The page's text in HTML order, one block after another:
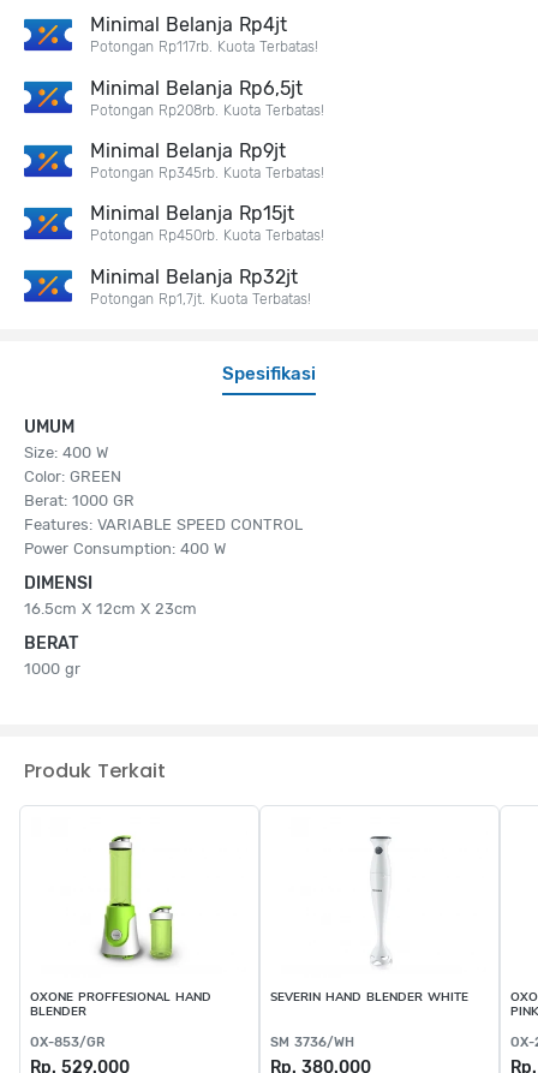
Spesifikasi
UMUM
Size: 400 W
Color: GREEN
Berat: 1000 GR
Features: VARIABLE SPEED CONTROL
Power Consumption: 400 W
DIMENSI
16.5cm X 12cm X 23cm
BERAT
1000 gr
Minimal Belanja Rp4jt
Potongan Rp117rb. Kuota Terbatas!
Minimal Belanja Rp6,5jt
Potongan Rp208rb. Kuota Terbatas!
Minimal Belanja Rp9jt
Potongan Rp345rb. Kuota Terbatas!
Minimal Belanja Rp15jt
Potongan Rp450rb. Kuota Terbatas!
Minimal Belanja Rp32jt
Potongan Rp1,7jt. Kuota Terbatas!
Produk Terkait
OXONE PROFFESIONAL HAND
BLENDER
OX-853/GR
Rp. 529.000
SEVERIN HAND BLENDER WHITE
SM 3736/WH
Rp. 380.000
PINK